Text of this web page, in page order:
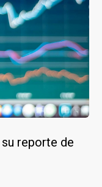
reporte de